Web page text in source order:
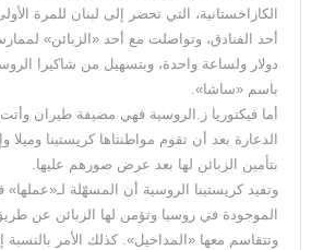
الكازاخستانية، التي تحضر إلى لبنان للمرة
دولار ولساعة واحدة، وبتسهيل من شاكيرا
باسم «ساشا».
أما فيكتوريا ز.الروسية فهي مضيفة طيران
الدعارة بعد أن تقوم مواطنتاها كريستينا
بتأمين الزبائن لها بعد عرض صورهم عليها.
وتفيد كريستينا الروسية أن المسهّلة
الموجودة في روسيا وتؤمن لها الزبائن عن طريق
وتتقاسم معها «المداخيل». كذلك الأمر بالنسبة